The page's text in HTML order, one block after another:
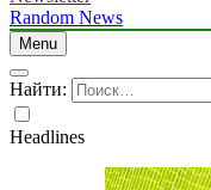
Random News
Menu
Найти:
Headlines